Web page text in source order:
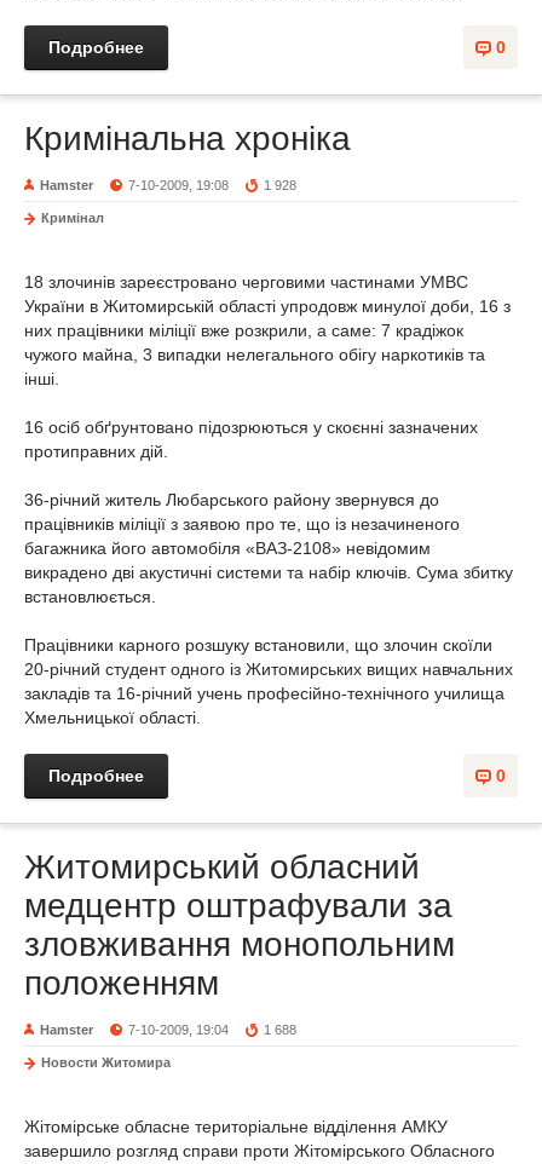
0
Подробнее
Кримінальна хроніка
Hamster 7-10-2009, 19:08 1 928
Кримінал
18 злочинів зареєстровано черговими частинами УМВС
України в Житомирській області упродовж минулої доби, 16 з
них працівники міліції вже розкрили, а саме: 7 крадіжок
чужого майна, 3 випадки нелегального обігу наркотиків та
інші.
16 осіб обґрунтовано підозрюються у скоєнні зазначених
протиправних дій.
36-річний житель Любарського району звернувся до
працівників міліції з заявою про те, що із незачиненого
багажника його автомобіля «ВАЗ-2108» невідомим
викрадено дві акустичні системи та набір ключів. Сума збитку
встановлюється.
Працівники карного розшуку встановили, що злочин скоїли
20-річний студент одного із Житомирських вищих навчальних
закладів та 16-річний учень професійно-технічного училища
Хмельницької області.
0
Подробнее
Житомирський обласний
медцентр оштрафували за
зловживання монопольним
положенням
Hamster 7-10-2009, 19:04 1 688
Новости Житомира
Жітомірське обласне територіальне відділення АМКУ
завершило розгляд справи проти Жітомірського Обласного